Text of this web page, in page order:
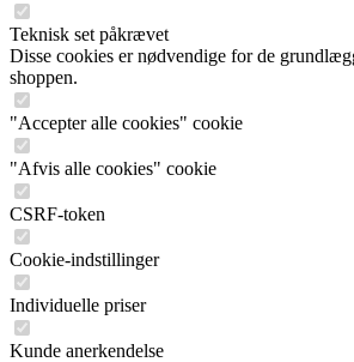
Teknisk set påkrævet
Disse cookies er nødvendige for de
shoppen.
"Accepter alle cookies" cookie
"Afvis alle cookies" cookie
CSRF-token
Cookie-indstillinger
Individuelle priser
Kunde anerkendelse